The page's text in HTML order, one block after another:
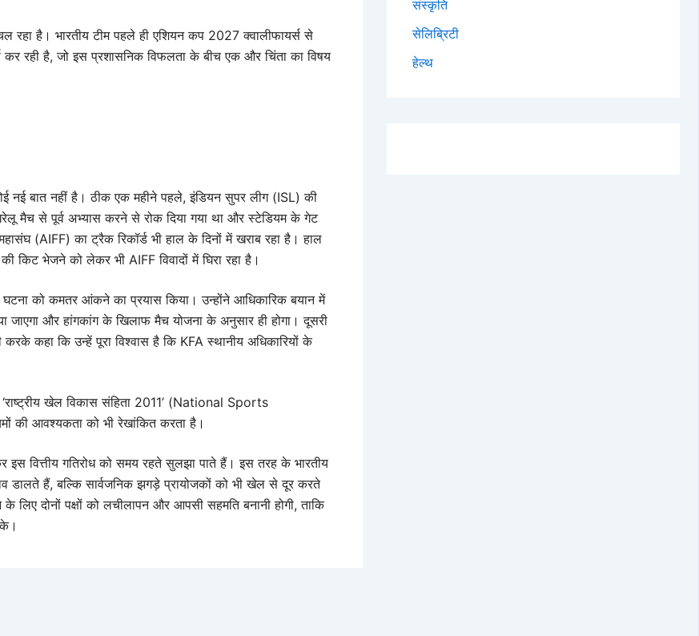
रहा है। भारतीय टीम पहले ही एशियन कप 2027 क्वालीफायर्स से
कर रही है, जो इस प्रशासनिक विफलता के बीच एक और चिंता का विषय
नई बात नहीं है। ठीक एक महीने पहले, इंडियन सुपर लीग (ISL) की
मैच से पूर्व अभ्यास करने से रोक दिया गया था और स्टेडियम के गेट
(AIFF) का ट्रैक रिकॉर्ड भी हाल के दिनों में खराब रहा है। हाल
किट भेजने को लेकर भी AIFF विवादों में घिरा रहा है।
घटना को कमतर आंकने का प्रयास किया। उन्होंने आधिकारिक बयान में
और हांगकांग के खिलाफ मैच योजना के अनुसार ही होगा। दूसरी
करके कहा कि उन्हें पूरा विश्वास है कि KFA स्थानीय अधिकारियों के
‘राष्ट्रीय खेल विकास संहिता 2011’ (National Sports
की आवश्यकता को भी रेखांकित करता है।
वित्तीय गतिरोध को समय रहते सुलझा पाते हैं। इस तरह के भारतीय
डालते हैं, बल्कि सार्वजनिक झगड़े प्रायोजकों को भी खेल से दूर करते
दोनों पक्षों को लचीलापन और आपसी सहमति बनानी होगी, ताकि
संस्कृति
सेलिब्रिटी
हेल्थ